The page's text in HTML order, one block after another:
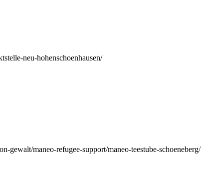
neu-hohenschoenhausen/
gewalt/maneo-refugee-support/maneo-teestube-schoeneberg/